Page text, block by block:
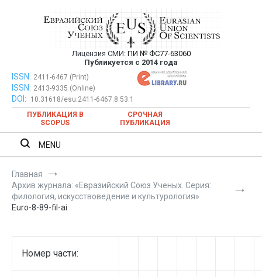
Евразийский Союз Ученых —
публикация научных статей в
ежемесячном научном журнале
Лицензия СМИ: ПИ № ФС77-63060
Публикуется с 2014 года
Евразийский Союз Ученых — публикация научных статей в
ежемесячном научном журнале
ISSN: 2411-6467 (Print)
ISSN: 2413-9335 (Online)
DOI:
10.31618/esu.2411-6467.8.53.1
ПУБЛИКАЦИЯ В
SCOPUS
СРОЧНАЯ
ПУБЛИКАЦИЯ
MENU
Главная
Архив журнала: «Евразийский Союз Ученых. Серия:
филология, искусствоведение и культурология»
Euro-8-89-fil-ai
Номер части: